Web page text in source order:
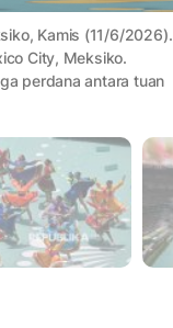
Kamis (11/6/2026).
City, Meksiko.
perdana antara tuan